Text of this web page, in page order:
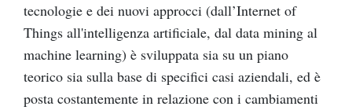
tecnologie e dei nuovi approcci (dall’Internet of
Things all'intelligenza artificiale, dal data mining al
machine learning) è sviluppata sia su un piano
teorico sia sulla base di specifici casi aziendali, ed è
posta costantemente in relazione con i cambiamenti